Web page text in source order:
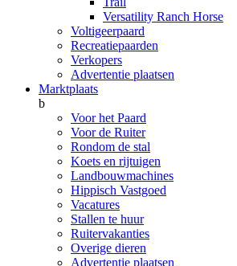
Versatility Ranch Horse
Voltigeerpaard
Recreatiepaarden
Verkopers
Advertentie plaatsen
Marktplaats
b
Voor het Paard
Voor de Ruiter
Rondom de stal
Koets en rijtuigen
Landbouwmachines
Hippisch Vastgoed
Vacatures
Stallen te huur
Ruitervakanties
Overige dieren
Advertentie plaatsen